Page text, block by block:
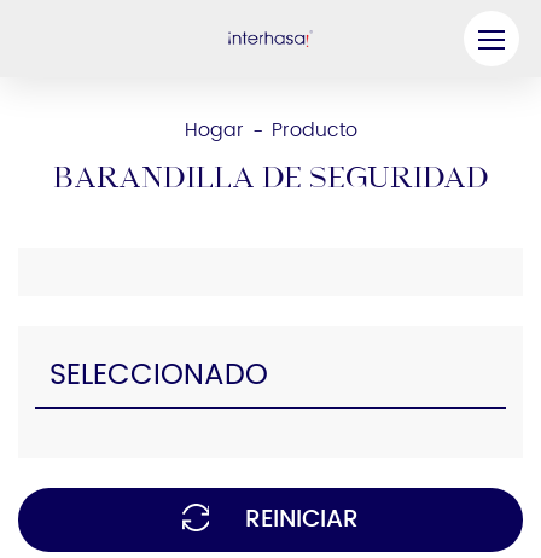
Hogar - Producto
Barandilla de seguridad
SELECCIONADO
REINICIAR
Compañía
Contáctenos